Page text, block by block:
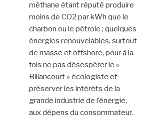
méthane étant réputé produire
moins de CO2 par kWh que le
charbon ou le pétrole ; quelques
énergies renouvelables, surtout
de masse et offshore, pour à la
fois ne pas désespérer le «
Billancourt » écologiste et
préserver les intérêts de la
grande industrie de l’énergie,
aux dépens du consommateur.